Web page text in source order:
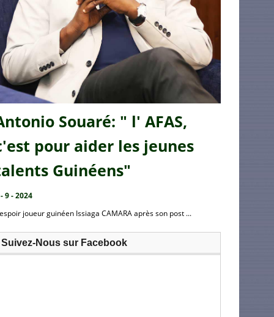
Souaré: " l' AFAS,
pour aider les jeunes
Guinéens"
9 - 2024
joueur guinéen Issiaga CAMARA après son post ...
Suivez-Nous sur Facebook